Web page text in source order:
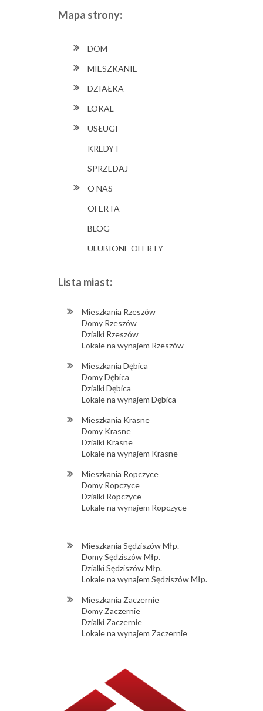
Mapa strony:
DOM
MIESZKANIE
DZIAŁKA
LOKAL
USŁUGI
KREDYT
SPRZEDAJ
O NAS
OFERTA
BLOG
ULUBIONE OFERTY
Lista miast:
Mieszkania Rzeszów
Domy Rzeszów
Dzialki Rzeszów
Lokale na wynajem Rzeszów
Mieszkania Dębica
Domy Dębica
Dzialki Dębica
Lokale na wynajem Dębica
Mieszkania Krasne
Domy Krasne
Dzialki Krasne
Lokale na wynajem Krasne
Mieszkania Ropczyce
Domy Ropczyce
Dzialki Ropczyce
Lokale na wynajem Ropczyce
Mieszkania Sędziszów Młp.
Domy Sędziszów Młp.
Dzialki Sędziszów Młp.
Lokale na wynajem Sędziszów Młp.
Mieszkania Zaczernie
Domy Zaczernie
Dzialki Zaczernie
Lokale na wynajem Zaczernie